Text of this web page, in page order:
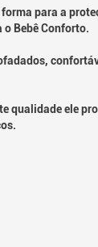
para a
Bebê Conforto.
qualidade ele